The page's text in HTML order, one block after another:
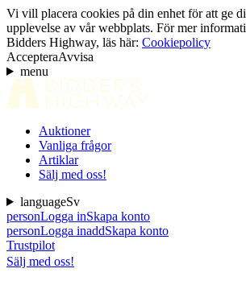
Vi vill placera cookies på din enhet för att ge
upplevelse av vår webbplats. För mer
Bidders Highway, läs här: Cookiepolicy
AccepteraAvvisa
menu
Auktioner
Vanliga frågor
Artiklar
Sälj med oss!
languageSv
personLogga inSkapa konto
personLogga inaddSkapa konto
Trustpilot
Sälj med oss!